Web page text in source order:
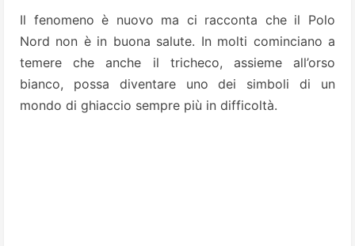
Il fenomeno è nuovo ma ci racconta che il Polo
Nord non è in buona salute. In molti cominciano a
temere che anche il tricheco, assieme all’orso
bianco, possa diventare uno dei simboli di un
mondo di ghiaccio sempre più in difficoltà.